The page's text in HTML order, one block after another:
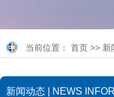
当前位置： 首页 >> 新
新闻动态 | NEWS